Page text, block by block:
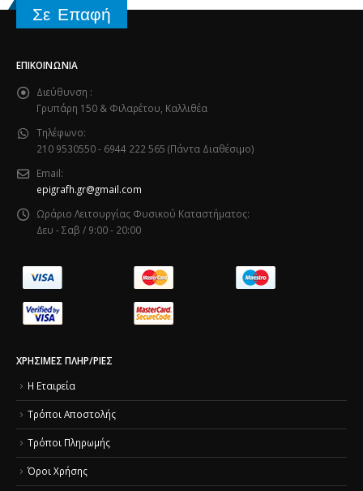
Σε Επαφή
ΕΠΙΚΟΙΝΩΝΊΑ
Διεύθυνση :
Γρυπάρη 150 & Φιλαρέτου, Καλλιθέα
Τηλέφωνο:
210 9530550 - 6944 222 565 (Πάντα Διαθέσιμο)
Email:
epigrafh.gr@gmail.com
Ωράριο Λειτουργίας Φυσικού Καταστήματος:
Δευ - Σαβ / 9:00 - 20:00
ΧΡΉΣΙΜΕΣ ΠΛΗΡ/ΡΙΕΣ
Η Εταιρεία
Τρόποι Αποστολής
Τρόποι Πληρωμής
Όροι Χρήσης